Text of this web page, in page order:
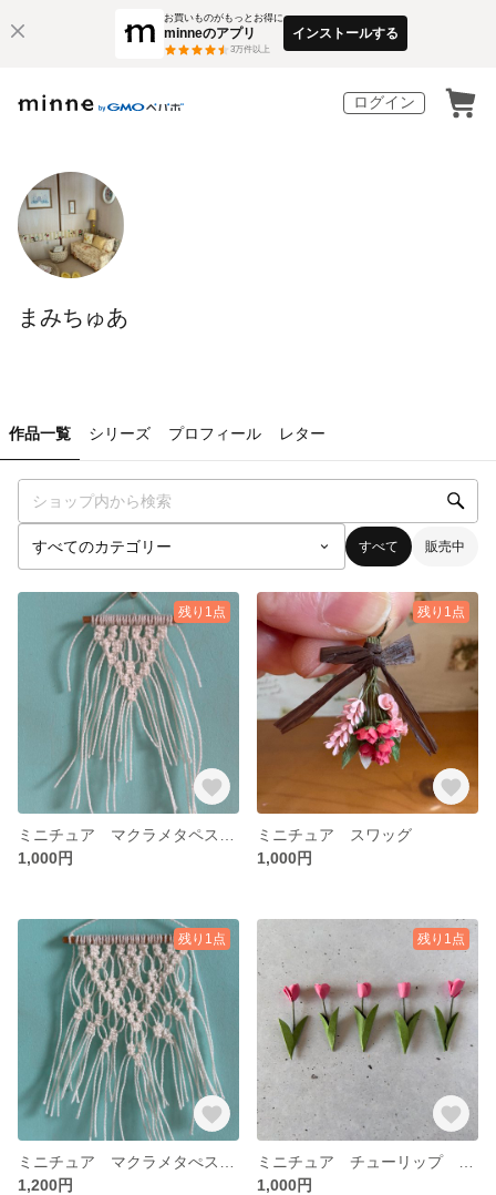
お買いものがもっとお得に
minneのアプリ
3万件以上
インストールする
ログイン
まみちゅあ
作品一覧 シリーズ プロフィール レター
すべて 販売中
残り1点
1,000円
残り1点
ミニチュア スワッグ
1,000円
残り1点
1,200円
残り1点
1,000円